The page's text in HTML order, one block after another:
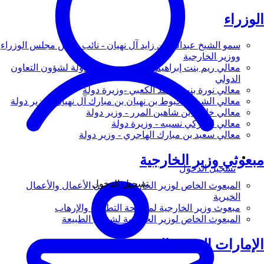
الوزراء
سمو الشيخ عبدالله بن زايد آل نهيان - نائب رئيس مجلس الوزراء
ووزير الخارجية
معالي ريم بنت إبراهيم الهاشمي - وزيرة دولة لشؤون التعاون
الدولي
معالي نورة بنت محمد الكعبي -وزيرة دولة
معالي الشيخ شخبوط بن نهيان بن مبارك آل نهيان - وزير دولة
معالي خليفة بن شاهين المرر - وزير دولة
معالي لانا زكي نسيبه - وزيرة دولة
معالي سعيد بن مبارك الهاجري - وزير دولة
مبعوثي وزير الخارجية
المبعوث الخاص لوزير الخارجية لشؤون الأعمال والأعمال
الخيرية
مبعوث وزير الخارجية لمكافحة التطرف والإرهاب
المبعوث الخاص لوزير الخارجية لشؤون الطبيعة
الإمارات العربية المتحدة
تسجيل الدخول
تسجيل الدخول